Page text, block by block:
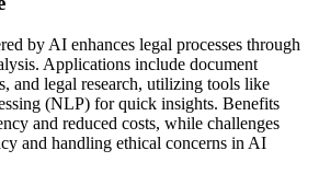
by AI enhances legal processes through
Applications include document
and legal research, utilizing tools like
(NLP) for quick insights. Benefits
and reduced costs, while challenges
and handling ethical concerns in AI